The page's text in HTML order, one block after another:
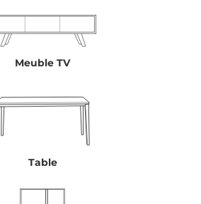
Meuble TV
Table